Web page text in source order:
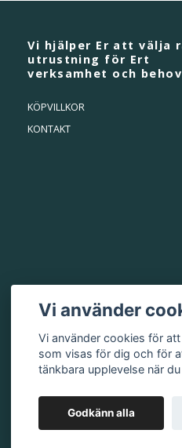
Vi hjälper Er att välja
utrustning för Ert
verksamhet och
KÖPVILLKOR
KONTAKT
Vi använder
Vi använder cookies för
som visas för dig och för
tänkbara upplevelse när
Godkänn alla